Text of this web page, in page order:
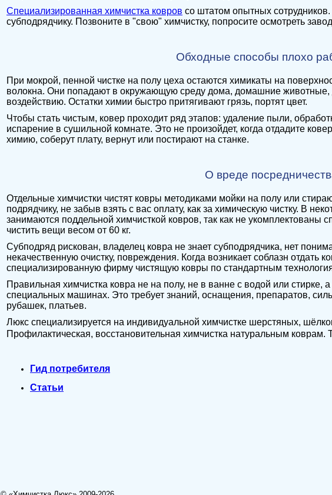
Специализированная химчистка ковров со штатом опытных
субподрядчику. Позвоните в "свою" химчистку, попросите осмотреть
Обходные способы плохо
При мокрой, пенной чистке на полу цеха остаются химикаты на
волокна. Они попадают в окружающую среду дома, домашние животные,
воздействию. Остатки химии быстро притягивают грязь, портят цвет.
Чтобы стать чистым, ковер проходит ряд этапов: удаление пыли,
испарение в сушильной комнате. Это не произойдет, когда отдадите
химию, соберут плату, вернут или постирают на станке.
О вреде
Отдельные химчистки чистят ковры методиками мойки на полу или
подрядчику, не забыв взять с вас оплату, как за химическую чистку. В
занимаются поддельной химчисткой ковров, так как не укомплектованы
чистить вещи весом от 60 кг.
Субподряд рискован, владелец ковра не знает субподрядчика, нет
некачественную очистку, повреждения. Когда возникает соблазн отдать
специализированную фирму чистящую ковры по стандартным
Правильная химчистка ковра не на полу, не в ванне с водой или стирке,
специальных машинах. Это требует знаний, оснащения, препаратов,
рубашек, платьев.
Люкс специализируется на индивидуальной химчистке шерстяных,
Профилактическая, восстановительная химчистка натуральным коврам.
Гид потребителя
Статьи